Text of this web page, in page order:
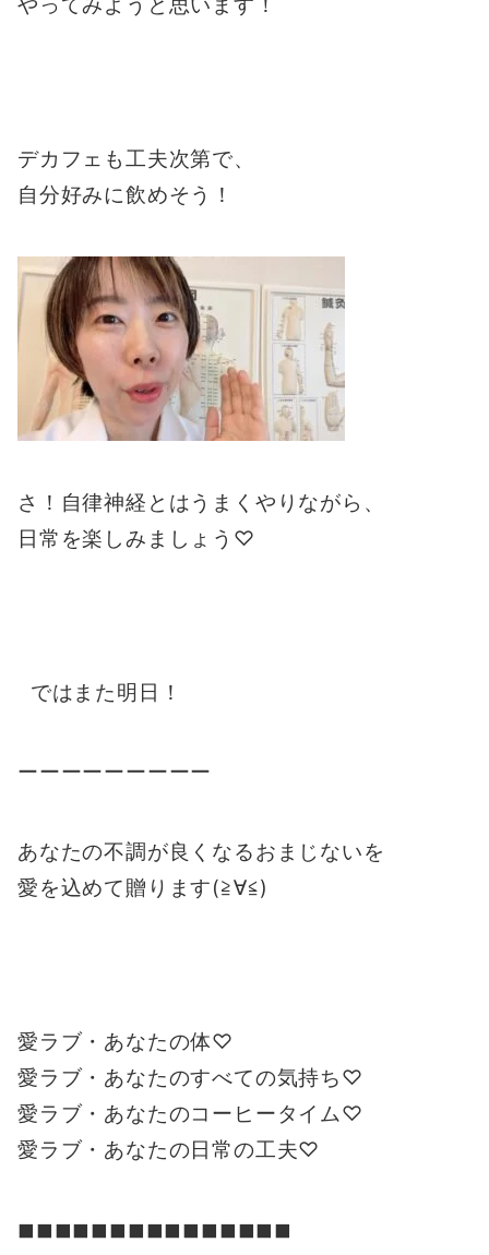
やってみようと思います！
デカフェも工夫次第で、
自分好みに飲めそう！
さ！自律神経とはうまくやりながら、
日常を楽しみましょう♡
ではまた明日！
ーーーーーーーーー
あなたの不調が良くなるおまじないを
愛を込めて贈ります(≧∀≦)
愛ラブ・あなたの体♡
愛ラブ・あなたのすべての気持ち♡
愛ラブ・あなたのコーヒータイム♡
愛ラブ・あなたの日常の工夫♡
◼︎◼︎◼︎◼︎◼︎◼︎◼︎◼︎◼︎◼︎◼︎◼︎◼︎◼︎◼︎